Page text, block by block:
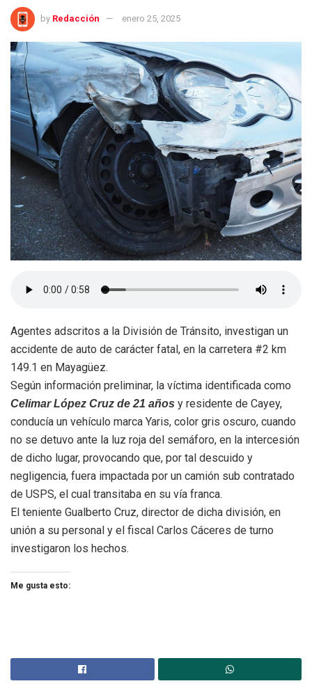
by Redacción enero 25, 2025
Agentes adscritos a la División de Tránsito, investigan un
accidente de auto de carácter fatal, en la carretera #2 km
149.1 en Mayagüez.
Según información preliminar, la víctima identificada como
Celimar López Cruz de 21 años y residente de Cayey,
conducía un vehículo marca Yaris, color gris oscuro, cuando
no se detuvo ante la luz roja del semáforo, en la intercesión
de dicho lugar, provocando que, por tal descuido y
negligencia, fuera impactada por un camión sub contratado
de USPS, el cual transitaba en su vía franca.
El teniente Gualberto Cruz, director de dicha división, en
unión a su personal y el fiscal Carlos Cáceres de turno
investigaron los hechos.
Me gusta esto: